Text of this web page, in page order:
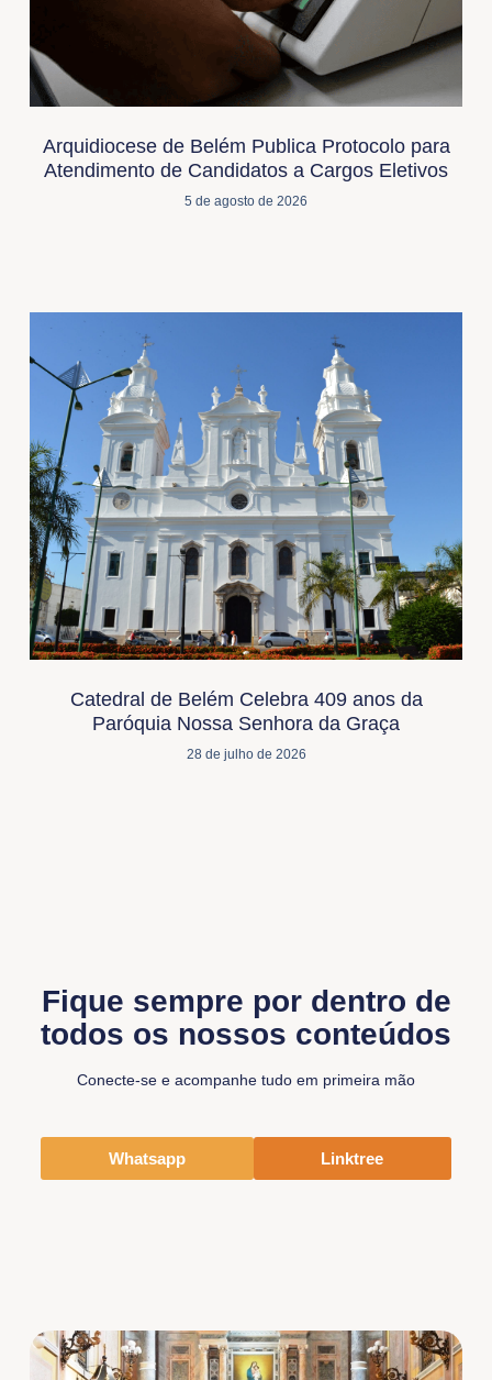
Arquidiocese de Belém Publica Protocolo para
Atendimento de Candidatos a Cargos Eletivos
5 de agosto de 2026
Catedral de Belém Celebra 409 anos da
Paróquia Nossa Senhora da Graça
28 de julho de 2026
Fique sempre por dentro de
todos os nossos conteúdos
Conecte-se e acompanhe tudo em primeira mão
Whatsapp Linktree